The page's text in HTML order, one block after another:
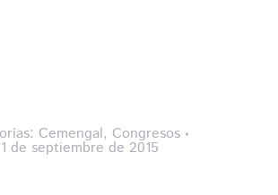
Cemengal, Congresos
de septiembre de 2015